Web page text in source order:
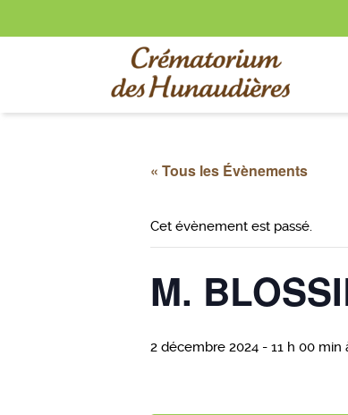
« Tous les Évènements
Cet évènement est passé.
M.
2 décembre 2024 - 11 h 00 min